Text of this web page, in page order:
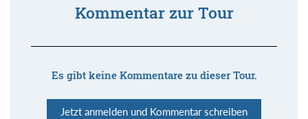
Kommentar zur Tour
Es gibt keine Kommentare zu dieser Tour.
Jetzt anmelden und Kommentar schreiben